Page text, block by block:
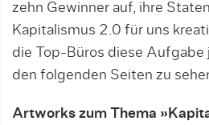
zehn Gewinner auf, ihre
Kapitalismus 2.0 für uns
die Top-Büros diese Aufgabe
den folgenden Seiten zu
Artworks zum Thema